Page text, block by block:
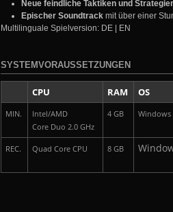
Neue feindliche Taktiken und
Epischer Soundtrack mit über einer
Multilinguale Spielversion: DE | EN
SYSTEMVORAUSSETZUNGEN
CPU RAM OS
MIN.
Intel/AMD
Core Duo 2.0 GHz
4 GB Windows
REC. Quad Core CPU 8 GB